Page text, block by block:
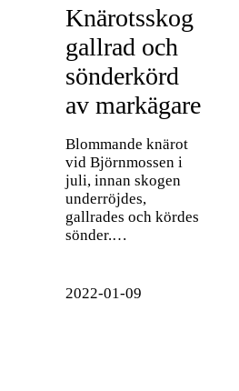
Knärotsskog
gallrad och
sönderkörd
av markägare
Blommande knärot
vid Björnmossen i
juli, innan skogen
underröjdes,
gallrades och kördes
sönder.…
2022-01-09